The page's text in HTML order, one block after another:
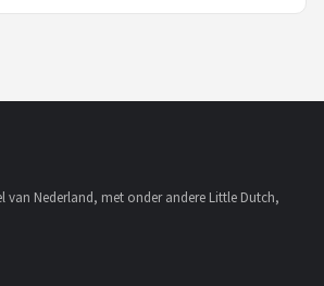
van Nederland, met onder andere Little Dutch,